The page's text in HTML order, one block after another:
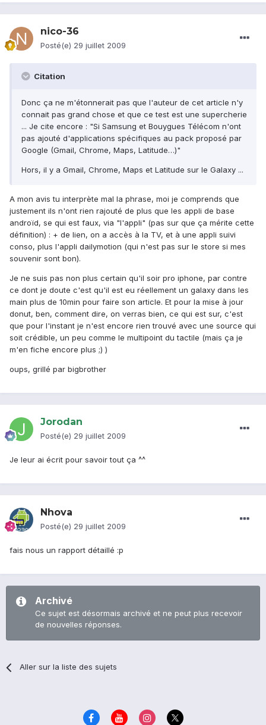
nico-36
Posté(e) 29 juillet 2009
Citation
Donc ça ne m'étonnerait pas que l'auteur de cet article n'y
connait pas grand chose et que ce test est une supercherie
... Je cite encore : "Si Samsung et Bouygues Télécom n'ont
pas ajouté d'applications spécifiques au pack proposé par
Google (Gmail, Chrome, Maps, Latitude…)"
Hors, il y a Gmail, Chrome, Maps et Latitude sur le Galaxy ...
A mon avis tu interprète mal la phrase, moi je comprends que
justement ils n'ont rien rajouté de plus que les appli de base
androïd, se qui est faux, via "l'appli" (pas sur que ça mérite cette
définition) : + de lien, on a accès à la TV, et à une appli suivi
conso, plus l'appli dailymotion (qui n'est pas sur le store si mes
souvenir sont bon).
Je ne suis pas non plus certain qu'il soir pro iphone, par contre
ce dont je doute c'est qu'il est eu réellement un galaxy dans les
main plus de 10min pour faire son article. Et pour la mise à jour
donut, ben, comment dire, on verras bien, ce qui est sur, c'est
que pour l'instant je n'est encore rien trouvé avec une source qui
soit crédible, un peu comme le multipoint du tactile (mais ça je
m'en fiche encore plus ;) )
oups, grillé par bigbrother
Jorodan
Posté(e) 29 juillet 2009
Je leur ai écrit pour savoir tout ça ^^
Nhova
Posté(e) 29 juillet 2009
fais nous un rapport détaillé :p
Archivé
Ce sujet est désormais archivé et ne peut plus recevoir
de nouvelles réponses.
Aller sur la liste des sujets